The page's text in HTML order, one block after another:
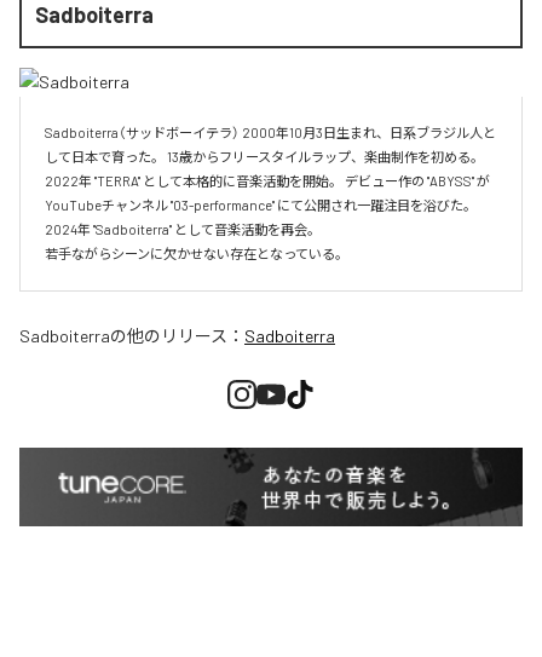
Sadboiterra
Sadboiterra（サッドボーイテラ） 2000年10月3日生まれ、日系ブラジル人と
して日本で育った。 13歳からフリースタイルラップ、楽曲制作を初める。
2022年 "TERRA" として本格的に音楽活動を開始。 デビュー作の "ABYSS" が
YouTubeチャンネル "03-performance" にて公開され一躍注目を浴びた。
2024年 "Sadboiterra" として音楽活動を再会。
若手ながらシーンに欠かせない存在となっている。
Sadboiterraの他のリリース： Sadboiterra